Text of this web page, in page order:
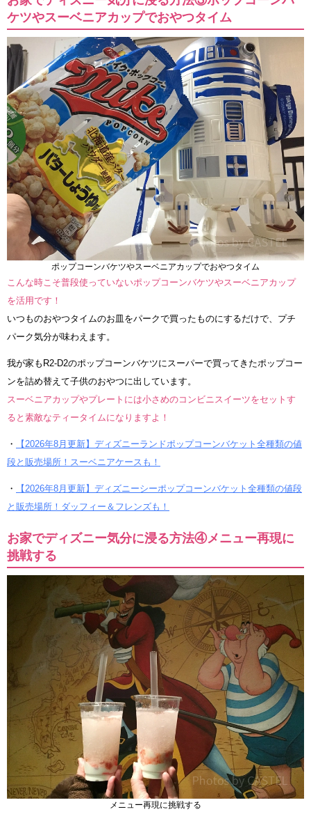
ケツやスーベニアカップでおやつタイム
ポップコーンバケツやスーベニアカップでおやつタイム
こんな時こそ普段使っていないポップコーンバケツやスーベニアカップ
を活用です！
いつものおやつタイムのお皿をパークで買ったものにするだけで、プチ
パーク気分が味わえます。
我が家もR2-D2のポップコーンバケツにスーパーで買ってきたポップコー
ンを詰め替えて子供のおやつに出しています。
スーベニアカップやプレートには小さめのコンビニスイーツをセットす
ると素敵なティータイムになりますよ！
・
【2026年8月更新】ディズニーランドポップコーンバケット全種類の値
段と販売場所！スーベニアケースも！
・
【2026年8月更新】ディズニーシーポップコーンバケット全種類の値段
と販売場所！ダッフィー＆フレンズも！
お家でディズニー気分に浸る方法④メニュー再現に
挑戦する
メニュー再現に挑戦する